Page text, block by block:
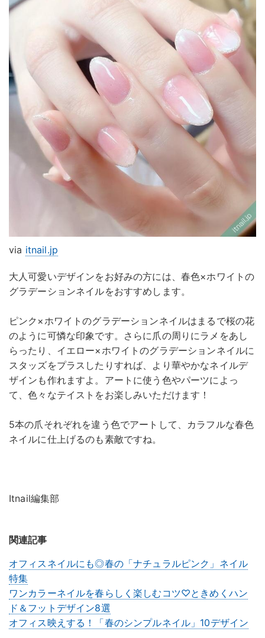
via itnail.jp
大人可愛いデザインをお好みの方には、春色×ホワイトの
グラデーションネイルをおすすめします。
ピンク×ホワイトのグラデーションネイルはまるで桜の花
のように可憐な印象です。さらに爪の周りにラメをあし
らったり、イエロー×ホワイトのグラデーションネイルに
スタッズをプラスしたりすれば、より華やかなネイルデ
ザインも作れますよ。アートに使う色やパーツによっ
て、色々なテイストをお楽しみいただけます！
5本の爪それぞれを違う色でアートして、カラフルな春色
ネイルに仕上げるのも素敵ですね。
Itnail編集部
関連記事
オフィスネイルにも◎春の「ナチュラルピンク」ネイル
特集
ワンカラーネイルを春らしく楽しむコツ♡ときめくハン
ド＆フットデザイン8選
オフィス映えする！「春のシンプルネイル」10デザイン